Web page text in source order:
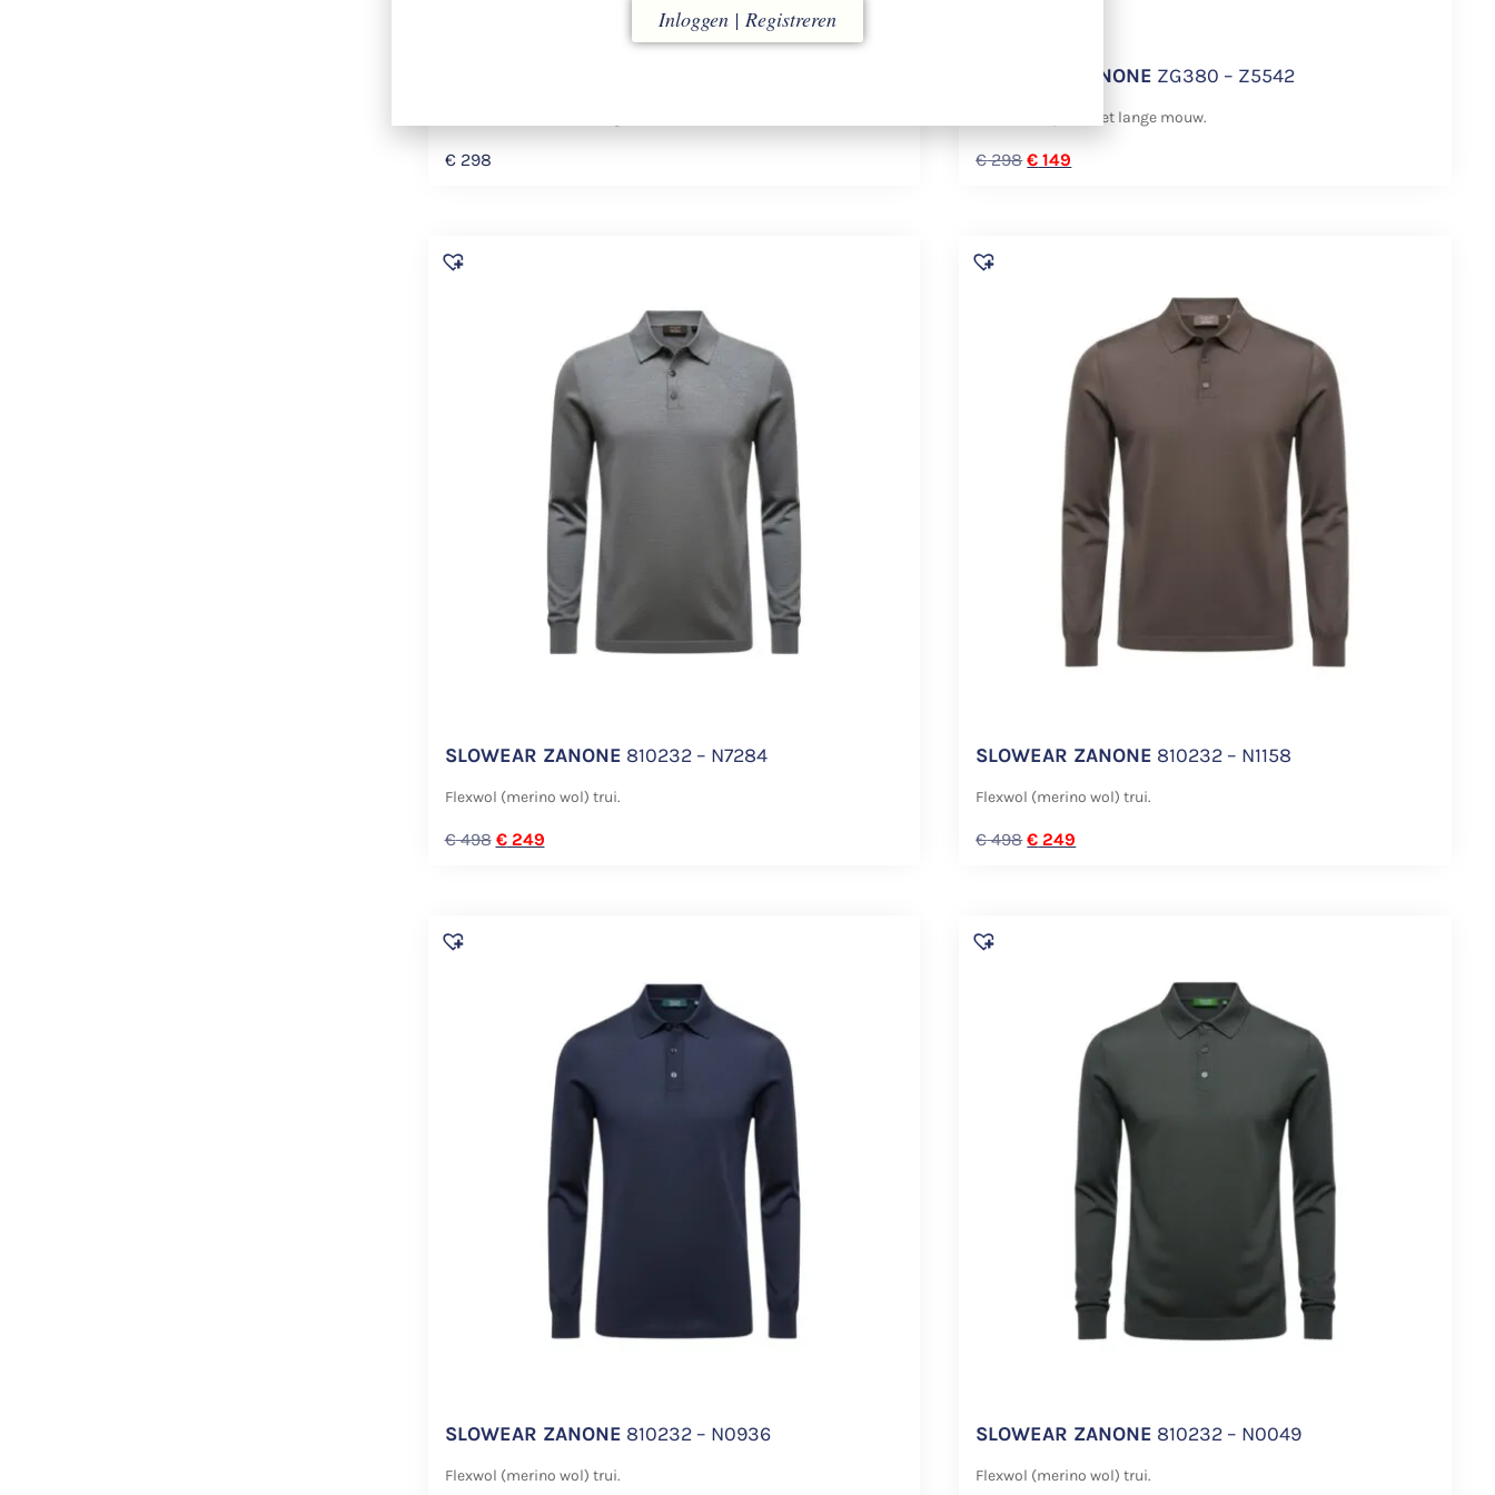
€298
SLOWEAR ZANONE ZG380 – Z5542
Ice-Cotton polo met lange mouw.
€298 € 149
SLOWEAR ZANONE 810232 – N7284
Flexwol (merino wol) trui.
€498 €249
SLOWEAR ZANONE 810232 – N1158
Flexwol (merino wol) trui.
€498 € 249
SLOWEAR ZANONE 810232 – N0936
Flexwol (merino wol) trui.
SLOWEAR ZANONE 810232 – N0049
Flexwol (merino wol) trui.
Inloggen | Registreren